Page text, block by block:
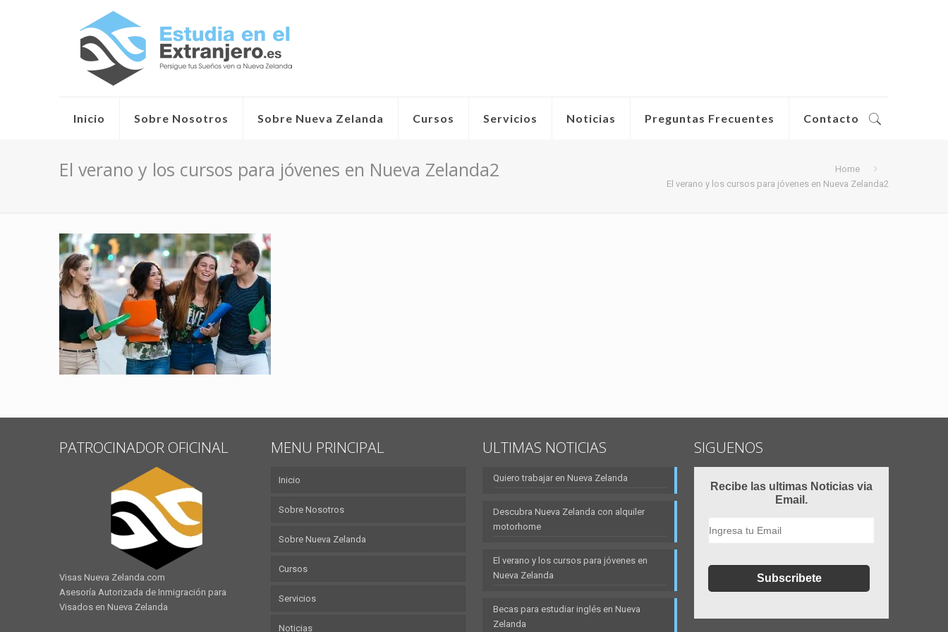
Inicio Sobre Nosotros Sobre Nueva Zelanda Cursos Servicios Noticias Preguntas Frecuentes Contacto
El verano y los cursos para jóvenes en Nueva Zelanda2
Home
El verano y los cursos para jóvenes en Nueva Zelanda2
PATROCINADOR OFICINAL
Visas Nueva Zelanda.com
Asesoría Autorizada de Inmigración para
Visados en Nueva Zelanda
MENU PRINCIPAL
Inicio
Sobre Nosotros
Sobre Nueva Zelanda
Cursos
Servicios
Noticias
ULTIMAS NOTICIAS
Quiero trabajar en Nueva Zelanda
Descubra Nueva Zelanda con alquiler
motorhome
El verano y los cursos para jóvenes en
Nueva Zelanda
Becas para estudiar inglés en Nueva
Zelanda
SIGUENOS
Recibe las ultimas Noticias via
Email.